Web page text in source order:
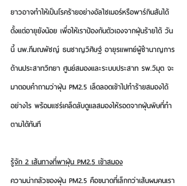
ยาวอาจทำให้เป็นโรคร้ายอย่างอัลไซเมอร์หรือพาร์กินสันได้
ตั้งแต่อายุยังน้อย เพื่อให้เราป้องกันตัวเองจากฝุ่นร้ายได้ วัน
นี้ นพ.ภีมณพัชญ์ ธนชาญวิศิษฐ์ อายุรแพทย์ผู้ชำนาญการ
ด้านประสาทวิทยา ศูนย์สมองและระบบประสาท รพ.วิมุต จะ
มาตอบคำถามว่าฝุ่น PM2.5 เล็ดลอดเข้าไปทำร้ายสมองได้
อย่างไร พร้อมแชร์เคล็ดลับดูแลสมองให้รอดจากฝุ่นพิษที่ทำ
ตามได้ทันที
รู้จัก 2 เส้นทางที่พาฝุ่น PM2.5 เข้าสมอง
ความน่ากลัวของฝุ่น PM2.5 คือขนาดที่เล็กกว่าเส้นผมคนเรา